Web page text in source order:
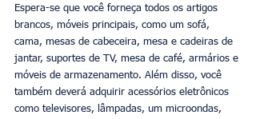
Espera-se que você forneça todos os artigos
brancos, móveis principais, como um sofá,
cama, mesas de cabeceira, mesa e cadeiras de
jantar, suportes de TV, mesa de café, armários e
móveis de armazenamento. Além disso, você
também deverá adquirir acessórios eletrônicos
como televisores, lâmpadas, um microondas,